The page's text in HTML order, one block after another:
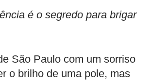
é o segredo para brigar
São Paulo com um sorriso
o brilho de uma pole, mas